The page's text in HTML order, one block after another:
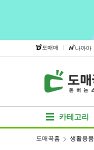
도매매 | 나까마
카테고리
도매꾹홈 생활용품